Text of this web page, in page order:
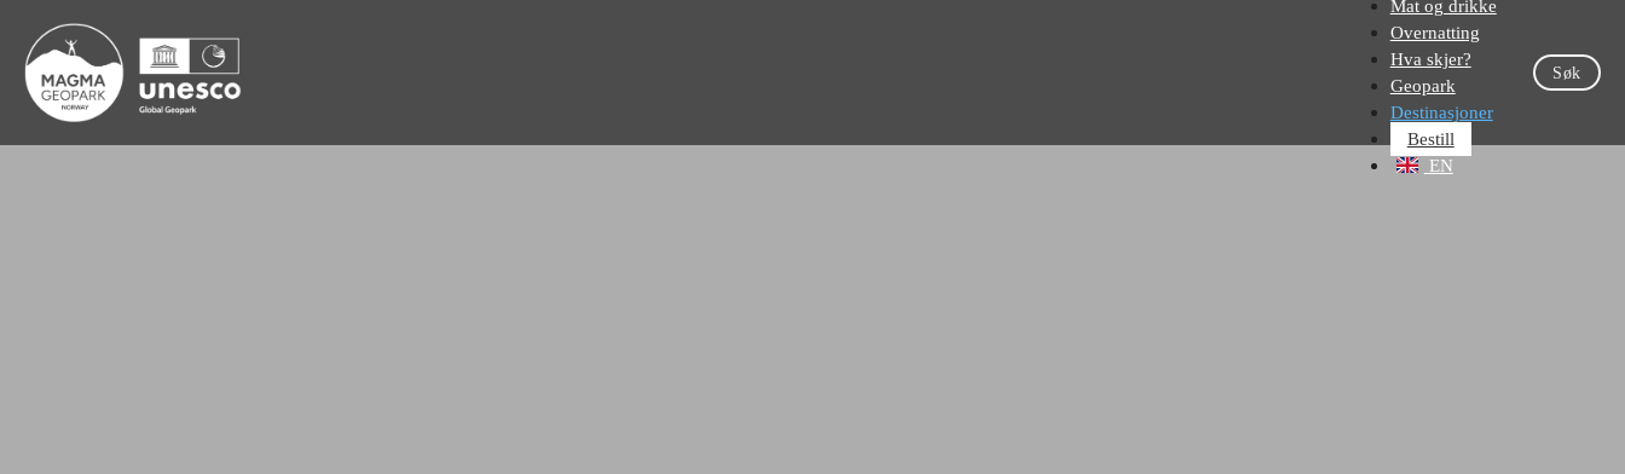
Mat og drikke
Overnatting
Hva skjer?
Geopark
Destinasjoner
Bestill
EN
Søk